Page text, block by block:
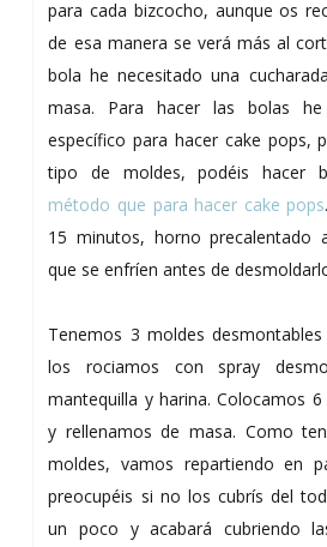
para cada bizcocho, aunque os
de esa manera se verá más al
bola he necesitado una
masa. Para hacer las bolas
específico para hacer cake pops,
tipo de moldes, podéis hacer
método que para hacer cake pops
15 minutos, horno precalentado
que se enfríen antes de
Tenemos 3 moldes
los rociamos con spray
mantequilla y harina. Colocamos
y rellenamos de masa. Como
moldes, vamos repartiendo en
preocupéis si no los cubrís del
un poco y acabará cubriendo